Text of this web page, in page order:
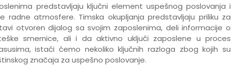
predstavljaju ključni element uspešnog poslovanja i
radne atmosfere. Timska okupljanja predstavljaju priliku za
otvoren dijalog sa svojim zaposlenima, deli informacije o
smernice, ali i da aktivno uključi zaposlene u proces
istaći ćemo nekoliko ključnih razloga zbog kojih su
značaja za uspešno poslovanje.